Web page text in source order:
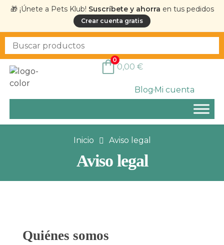
🎁 ¡Únete a Pets Klub! Suscríbete y ahorra en tus pedidos
Crear cuenta gratis
BlogMi cuenta
0
0,00 €
Inicio Aviso legal
Aviso legal
Quiénes somos